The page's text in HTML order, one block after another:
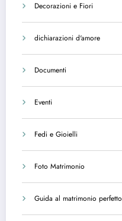
Decorazioni e Fiori
dichiarazioni d'amore
Documenti
Eventi
Fedi e Gioielli
Foto Matrimonio
Guida al matrimonio perfetto